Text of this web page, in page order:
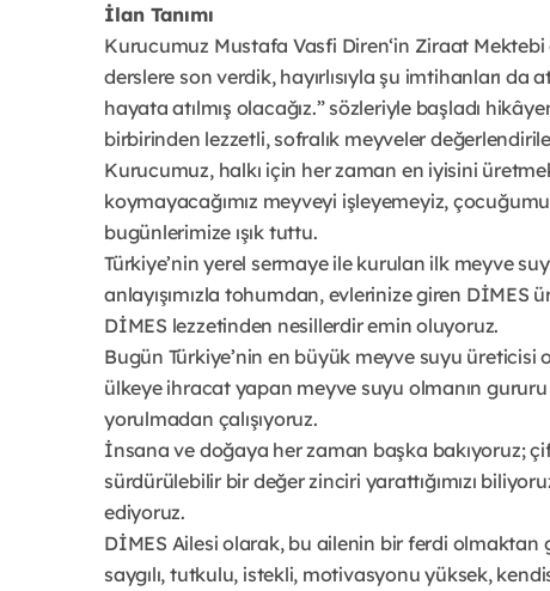
İlan Tanımı
Kurucumuz Mustafa Vasfi Diren‘in Ziraat
derslere son verdik, hayırlısıyla şu imtihanları da
hayata atılmış olacağız.” sözleriyle başladı
birbirinden lezzetli, sofralık meyveler
Kurucumuz, halkı için her zaman en iyisini
koymayacağımız meyveyi işleyemeyiz,
bugünlerimize ışık tuttu.
Türkiye’nin yerel sermaye ile kurulan ilk meyve
anlayışımızla tohumdan, evlerinize giren
DİMES lezzetinden nesillerdir emin oluyoruz.
Bugün Türkiye’nin en büyük meyve suyu üreticisi
ülkeye ihracat yapan meyve suyu olmanın
yorulmadan çalışıyoruz.
İnsana ve doğaya her zaman başka bakıyoruz;
sürdürülebilir bir değer zinciri yarattığımızı
ediyoruz.
DİMES Ailesi olarak, bu ailenin bir ferdi
saygılı, tutkulu, istekli, motivasyonu yüksek,